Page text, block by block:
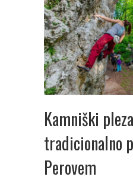
Kamniški
tradicionalno
Perovem